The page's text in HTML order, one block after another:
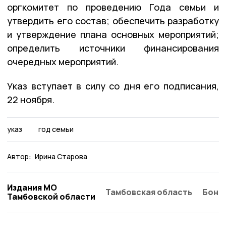
оргкомитет по проведению Года семьи и
утвердить его состав; обеспечить разработку
и утверждение плана основных мероприятий;
определить источники финансирования
очередных мероприятий.
Указ вступает в силу со дня его подписания,
22 ноября.
указ год семьи
Автор: Ирина Старова
Издания МО
Тамбовской области
Тамбовская область